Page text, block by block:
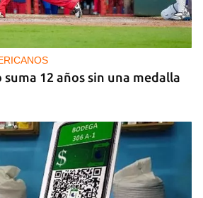
del viernes 7 de agosto de
12 años sin una medalla